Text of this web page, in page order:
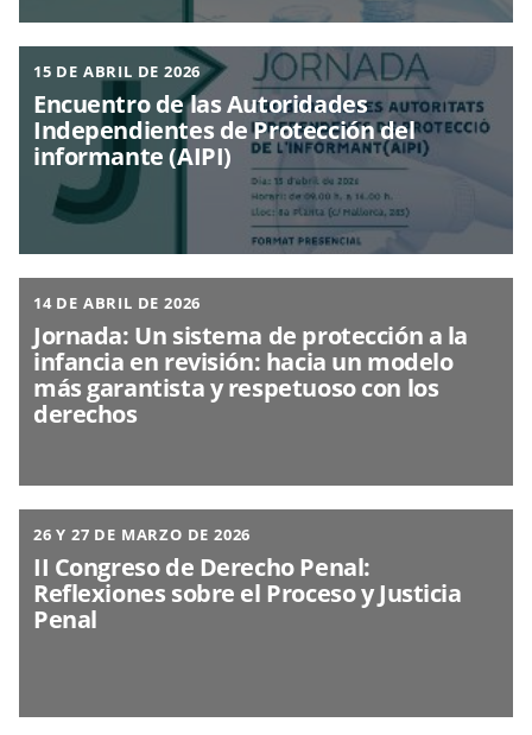
15 DE ABRIL DE 2026
Encuentro de las Autoridades
Independientes de Protección del
informante (AIPI)
14 DE ABRIL DE 2026
Jornada: Un sistema de protección a la
infancia en revisión: hacia un modelo
más garantista y respetuoso con los
derechos
26 Y 27 DE MARZO DE 2026
II Congreso de Derecho Penal:
Reflexiones sobre el Proceso y Justicia
Penal